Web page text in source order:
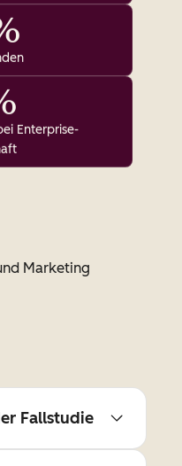
Enterprise-
Marketing
Fallstudie